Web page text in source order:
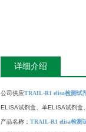
详细介绍
公司供应TRAIL-R1 elisa检测试
ELISA试剂盒、羊ELISA试剂盒
产品名称： TRAIL-R1 elisa检测